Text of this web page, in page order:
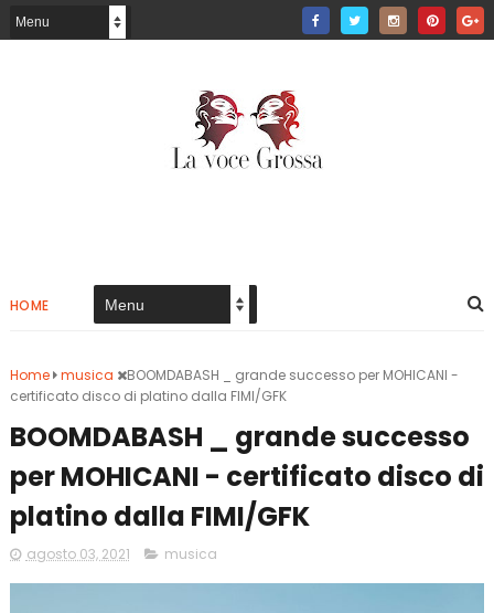
HOME
Home musica
BOOMDABASH _ grande successo per MOHICANI -
certificato disco di platino dalla FIMI/GFK
BOOMDABASH _ grande successo
per MOHICANI - certificato disco di
platino dalla FIMI/GFK
agosto 03, 2021 musica